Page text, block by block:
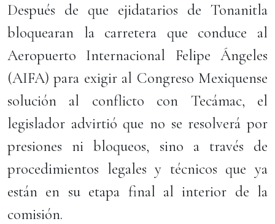
Después de que ejidatarios de Tonanitla
bloquearan la carretera que conduce al
Aeropuerto Internacional Felipe Ángeles
(AIFA) para exigir al Congreso Mexiquense
solución al conflicto con Tecámac, el
legislador advirtió que no se resolverá por
presiones ni bloqueos, sino a través de
procedimientos legales y técnicos que ya
están en su etapa final al interior de la
comisión.